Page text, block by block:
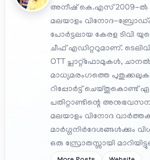
അനീഷ് കെ.എസ് 2009-ൽ
മലയാളം വിനോദ-
പോർട്ടലായ കേരള ടിവി
ചീഫ് എഡിറ്ററുമാണ്.
OTT പ്ലാറ്റ്‌ഫോമുകൾ,
മാധ്യമരംഗത്തെ
റിപ്പോർട്ട് ചെയ്തുകൊണ്ട്
പതിറ്റാണ്ടിന്റെ
മലയാളം വിനോദ
മാർഗ്ഗനിർദേശങ്ങൾക്കും
ഒരു സ്രോതസ്സായി